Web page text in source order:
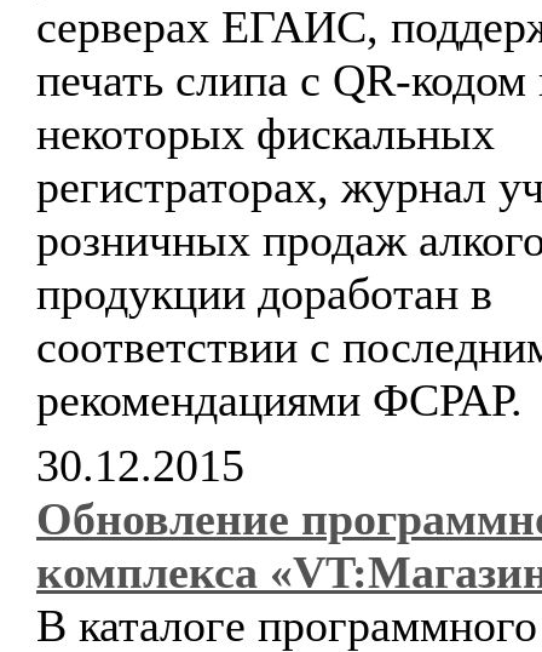
серверах ЕГАИС,
печать слипа с QR-кодом
некоторых фискальных
регистраторах, журнал
розничных продаж
продукции доработан в
соответствии с
рекомендациями ФСРАР.
30.12.2015
Обновление
комплекса
В каталоге программного